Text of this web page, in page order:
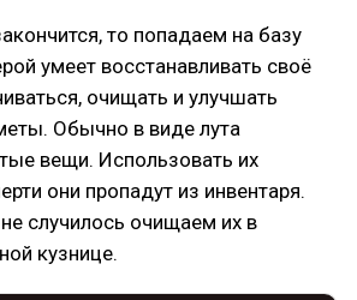
то попадаем на базу
умеет восстанавливать своё
очищать и улучшать
Обычно в виде лута
вещи. Использовать их
они пропадут из инвентаря.
случилось очищаем их в
кузнице.